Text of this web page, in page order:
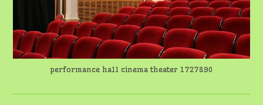
ANNI
performance hall cinema theater 1727890